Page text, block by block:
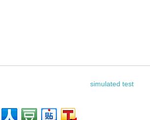
关资料：
simulated test